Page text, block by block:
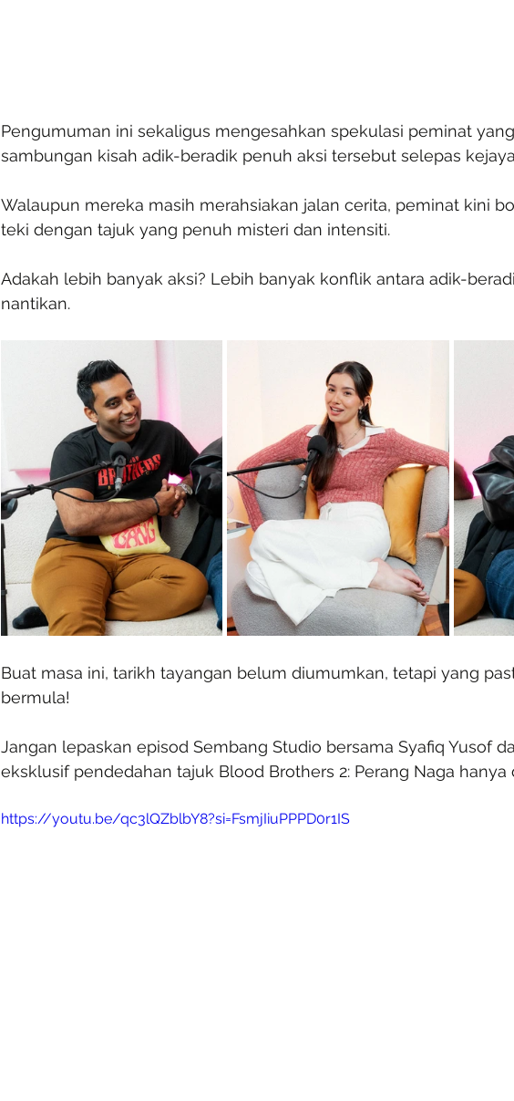
Pengumuman ini sekaligus mengesahkan spekulasi peminat
sambungan kisah adik-beradik penuh aksi tersebut selepas
Walaupun mereka masih merahsiakan jalan cerita, peminat kini
teki dengan tajuk yang penuh misteri dan intensiti.
Adakah lebih banyak aksi? Lebih banyak konflik antara adik-
nantikan.
Buat masa ini, tarikh tayangan belum diumumkan, tetapi yang
bermula!
Jangan lepaskan episod Sembang Studio bersama Syafiq Yusof
eksklusif pendedahan tajuk Blood Brothers 2: Perang Naga hanya
https://youtu.be/qc3lQZblbY8?si=FsmjIiuPPPD0r1IS